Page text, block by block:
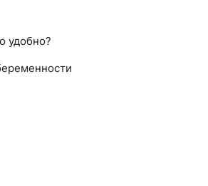
удобно?